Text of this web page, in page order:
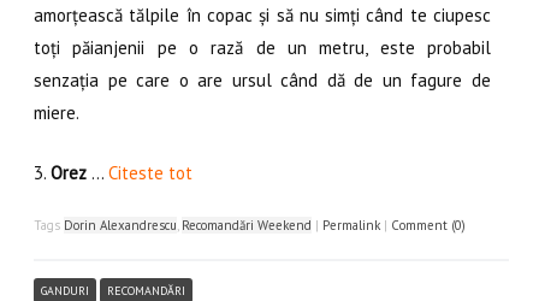
amorțească tălpile în copac și să nu simți când te ciupesc
toți păianjenii pe o rază de un metru, este probabil
senzația pe care o are ursul când dă de un fagure de
miere.
3. Orez … Citeste tot
Tags Dorin Alexandrescu, Recomandări Weekend | Permalink | Comment (0)
GANDURI RECOMANDĂRI